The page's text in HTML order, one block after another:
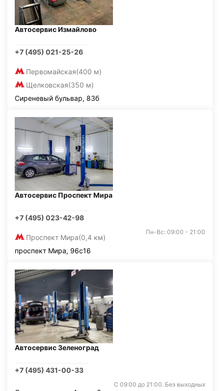
Автосервис Измайлово
+7 (495) 021-25-26
Первомайская(400 м)
Щелковская(350 м)
Сиреневый бульвар, 83б
Автосервис Проспект Мира
+7 (495) 023-42-98
Проспект Мира(0,4 км)
Пн-Вс: 09:00 - 21:00
проспект Мира, 96с16
Автосервис Зеленоград
+7 (495) 431-00-33
С 09:00 до 21:00. Без выходных